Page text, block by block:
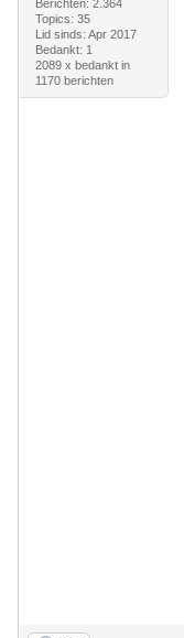
Berichten: 2.364
Topics: 35
Lid sinds: Apr 2017
Bedankt: 1
2089 x bedankt in
1170 berichten